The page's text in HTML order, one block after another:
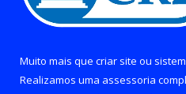
Muito mais que criar site ou
Realizamos uma assessoria